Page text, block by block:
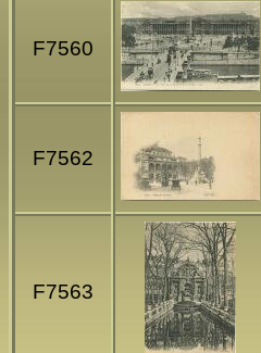
F7560
F7562
F7563